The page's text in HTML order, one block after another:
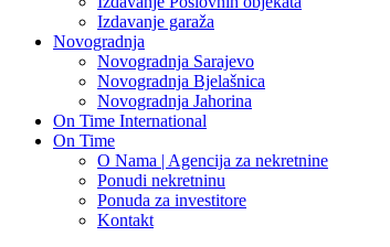
Izdavanje garaža
Novogradnja
Novogradnja Sarajevo
Novogradnja Bjelašnica
Novogradnja Jahorina
On Time International
On Time
O Nama | Agencija za nekretnine
Ponudi nekretninu
Ponuda za investitore
Kontakt